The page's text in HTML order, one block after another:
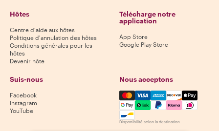
Hôtes
Centre d'aide aux hôtes
Politique d'annulation des hôtes
Conditions générales pour les
hôtes
Devenir hôte
Télécharge notre
application
App Store
Google Play Store
Suis-nous
Facebook
Instagram
YouTube
Nous acceptons
Mastercard, Visa, Amex,
Disponibilité selon la destination